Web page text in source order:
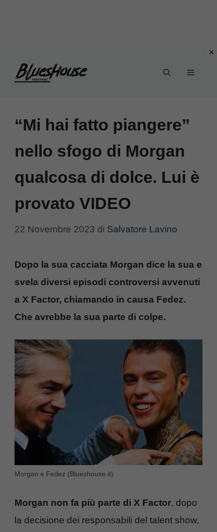
Menu
“Mi hai fatto piangere”
nello sfogo di Morgan
qualcosa di dolce. Lui è
provato VIDEO
22 Novembre 2023 di Salvatore Lavino
Dopo la sua cacciata Morgan dice la sua e
svela diversi episodi controversi avvenuti
a X Factor, chiamando in causa Fedez.
Che avrebbe la sua parte di colpe.
Morgan e Fedez (Blueshouse.it)
Morgan non fa più parte di X Factor, dopo
la decisione dei responsabili del talent show,